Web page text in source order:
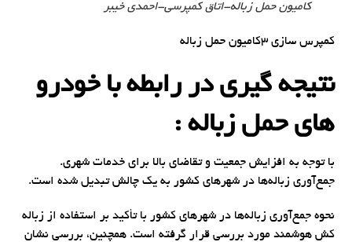
کامیون حمل زباله-اتاق کمپرسی-احمدی خیبر
کمپرس سازی 3کامیون حمل زباله
نتیجه گیری در رابطه با خودرو
های حمل زباله :
با توجه به افزایش جمعیت و تقاضای بالا برای خدمات شهری.
جمع‌آوری زباله‌ها در شهرهای کشور به یک چالش تبدیل شده است.
نحوه جمع‌آوری زباله‌ها در شهرهای کشور با تأکید بر استفاده از زباله‌
کش‌ هوشمند مورد بررسی قرار گرفته است. همچنین، بررسی نشان